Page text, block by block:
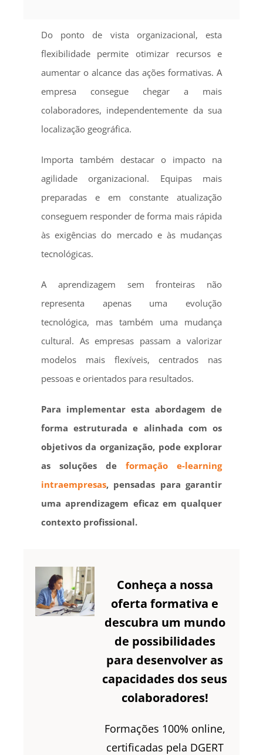
Do ponto de vista organizacional, esta
flexibilidade permite otimizar recursos e
aumentar o alcance das ações formativas. A
empresa consegue chegar a mais
colaboradores, independentemente da sua
localização geográfica.
Importa também destacar o impacto na
agilidade organizacional. Equipas mais
preparadas e em constante atualização
conseguem responder de forma mais rápida
às exigências do mercado e às mudanças
tecnológicas.
A aprendizagem sem fronteiras não
representa apenas uma evolução
tecnológica, mas também uma mudança
cultural. As empresas passam a valorizar
modelos mais flexíveis, centrados nas
pessoas e orientados para resultados.
Para implementar esta abordagem de
forma estruturada e alinhada com os
objetivos da organização, pode explorar
as soluções deformação e-learning
intraempresas, pensadas para garantir
uma aprendizagem eficaz em qualquer
contexto profissional.
Conheça a nossa
oferta formativa e
descubra um mundo
de possibilidades
para desenvolver as
capacidades dos seus
colaboradores!
Formações 100% online,
certificadas pela DGERT